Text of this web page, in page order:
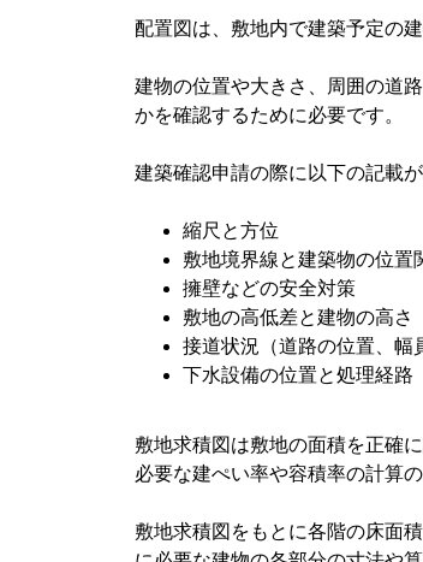
配置図は、敷地内で建築予定の
建物の位置や大きさ、周囲の道
かを確認するために必要です。
建築確認申請の際に以下の記載
縮尺と方位
敷地境界線と建築物の位置
擁壁などの安全対策
敷地の高低差と建物の高さ
接道状況（道路の位置、幅
下水設備の位置と処理経路
敷地求積図は敷地の面積を正確
必要な建ぺい率や容積率の計算
敷地求積図をもとに各階の床面